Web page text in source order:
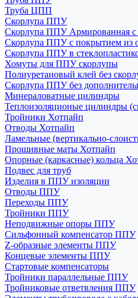
Труба ЦПП
Скорлупа ППУ
Скорлупа ППУ Армированная
Скорлупа ППУ с покрытием из
Скорлупа ППУ в
Хомуты для ППУ скорлупы
Полиуретановый клей без
Скорлупа ППУ без
Минераловатные цилиндры
Теплоизоляционые цилиндры
Тройники Хотпайп
Отводы Хотпайп
Ламельные (вертикально-
Прошивные маты Хотпайп
Опорные (каркасные) кольца
Подвес для труб
Изделия в ППУ изоляции
Отводы ППУ
Переходы ППУ
Тройники ППУ
Неподвижные опоры ППУ
Cильфонный компенсатор ППУ
Z-образные элементы ППУ
Концевые элементы ППУ
Стартовые компенсаторы
Тройники параллельные ППУ
Тройниковые ответвления ППУ